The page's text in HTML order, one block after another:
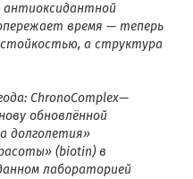
антиоксидантной
время — теперь
а структура
ChronoComplex—
обновлённой
долголетия»
(biotin) в
лабораторией